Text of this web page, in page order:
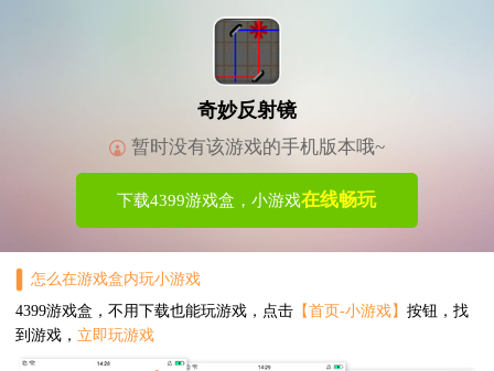
奇妙反射镜
暂时没有该游戏的手机版本哦~
下载4399游戏盒，小游戏在线畅玩
怎么在游戏盒内玩小游戏
4399游戏盒，不用下载也能玩游戏，点击【首页-小游戏】 按钮，找
到游戏， 立即玩游戏